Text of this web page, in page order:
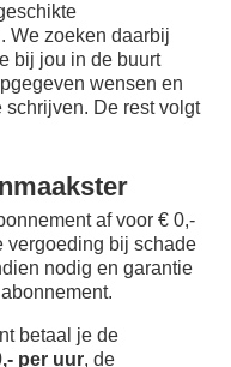
We zoeken daarbij
bij jou in de buurt
wensen en
De rest volgt
af voor € 0,-
vergoeding bij schade
nodig en garantie
betaal je de
per uur, de